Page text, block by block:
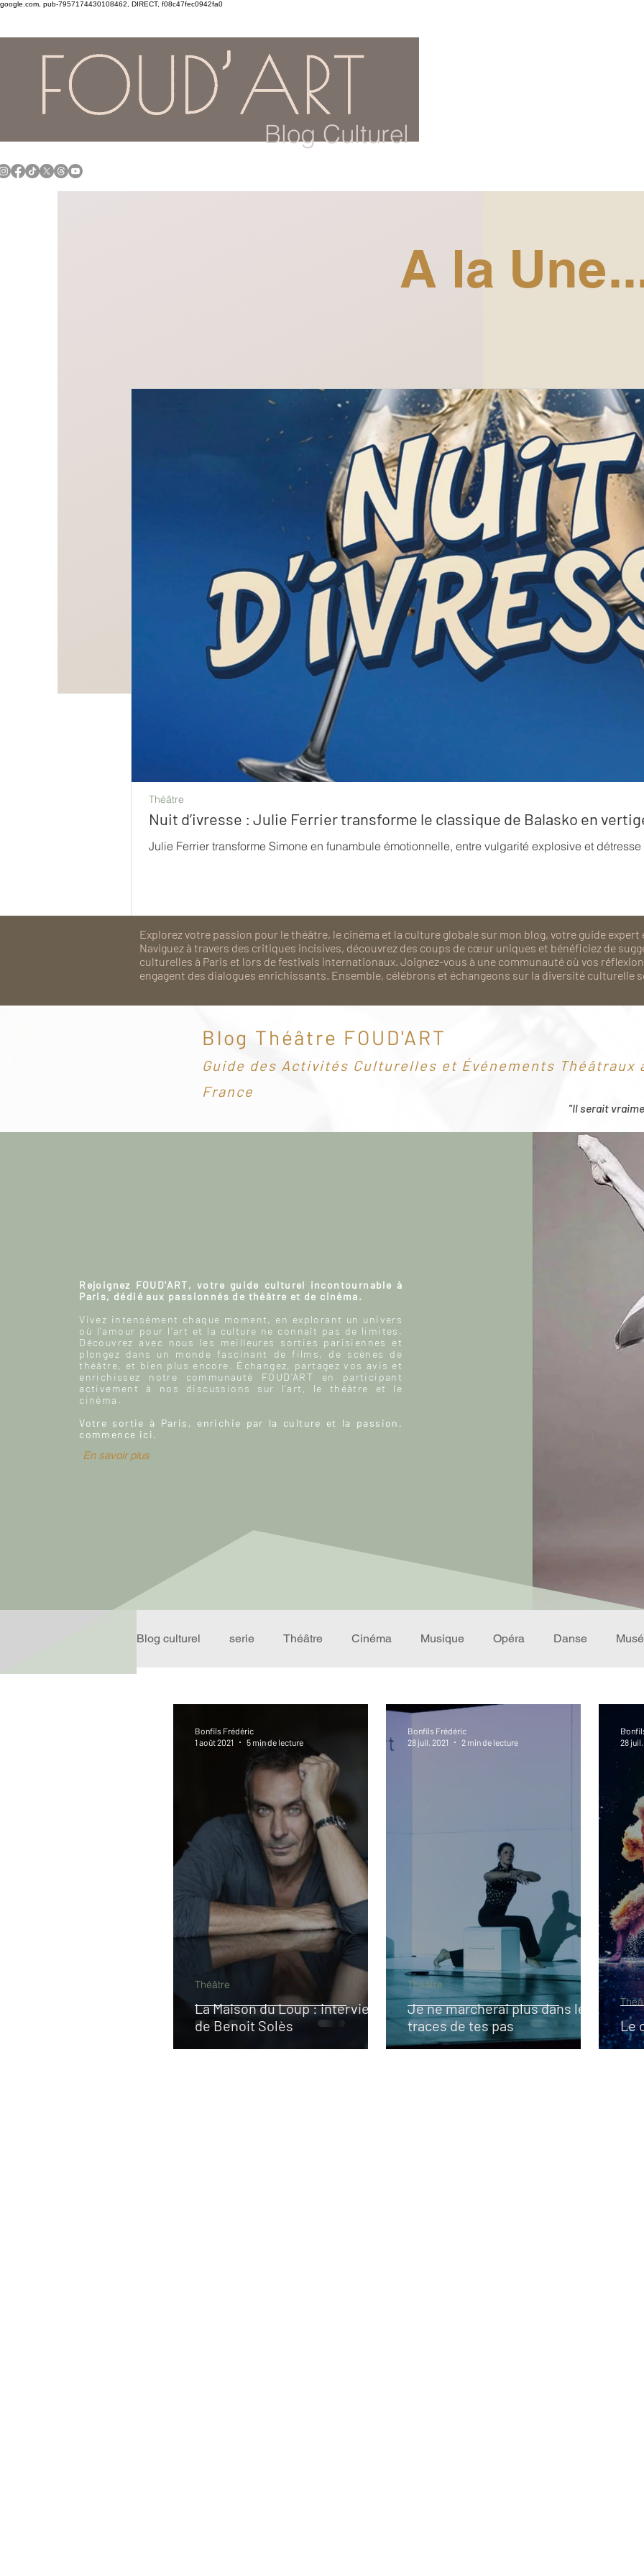
google.com, pub-7957174430108462, DIRECT, f08c47fec0942fa0
Blog Culturel
Nuit d’ivresse : Julie Ferrier transforme le classique de Balasko en
Julie Ferrier transforme Simone en funambule émotionnelle, entre vulgarité explosive et
Théâtre
A la
Explorez votre passion pour le théâtre, le cinéma et la culture globale sur mon blog, votre guide expert
Naviguez à travers des critiques incisives, découvrez des coups de cœur uniques et bénéficiez de
culturelles à Paris et lors de festivals internationaux. Joignez-vous à une communauté où vos
engagent des dialogues enrichissants. Ensemble, célébrons et échangeons sur la diversité culturelle
Blog Théâtre FOUD'ART
Guide des Activités Culturelles et Événements Théâtraux
France
"Il serait
Rejoignez FOUD'ART, votre guide culturel incontournable à
Paris, dédié aux passionnés de théâtre et de cinéma.
Vivez intensément chaque moment, en explorant un univers
où l'amour pour l'art et la culture ne connaît pas de limites.
Découvrez avec nous les meilleures sorties parisiennes et
plongez dans un monde fascinant de films, de scènes de
théâtre, et bien plus encore. Échangez, partagez vos avis et
enrichissez notre communauté FOUD'ART en participant
activement à nos discussions sur l’art, le théâtre et le
cinéma.
Votre sortie à Paris, enrichie par la culture et la passion,
commence ici.
En savoir plus
Blog culturel serie Théâtre Cinéma Musique Opéra Danse
Rire Récompense Instructif
Validé par Romane. Spécial Famille
Offre spéciale Annuaire Théâtre - Musée
La Maison du Loup : interview
de Benoit Solès
Théâtre
Bonfils Frédéric
1 août 2021
5 min de lecture
Je ne marcherai plus dans les
traces de tes pas
Théâtre
Bonfils Frédéric
28 juil. 2021
2 min de lecture
Le
28 juil.